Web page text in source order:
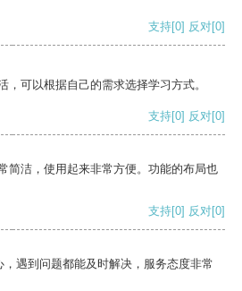
支持[0] 反对[0]
，可以根据自己的需求选择学习方式。
支持[0] 反对[0]
简洁，使用起来非常方便。功能的布局也
支持[0] 反对[0]
遇到问题都能及时解决，服务态度非常